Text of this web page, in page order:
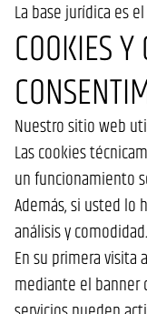
La base jurídica es
COOKIES
Nuestro sitio web
Las cookies
un funcionamiento
Además, si usted lo
análisis y comodidad.
En su primera visita
mediante el banner